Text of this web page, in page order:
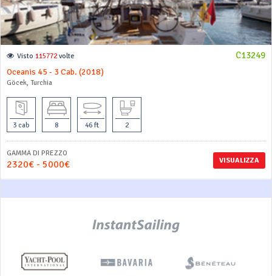
C13249
Visto 115772 volte
Oceanis 45 - 3 Cab. (2018)
Göcek, Turchia
3 cab 8 46 ft 2
VISUALIZZA
GAMMA DI PREZZO
2320€ - 5000€